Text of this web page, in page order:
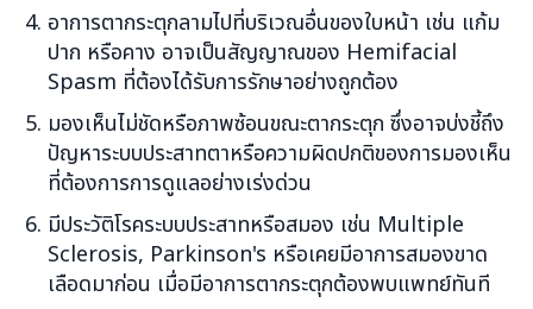
อาการตากระตุกลามไปที่บริเวณอื่นของใบหน้า เช่น แก้ม
ปาก หรือคาง อาจเป็นสัญญาณของ Hemifacial
Spasm ที่ต้องได้รับการรักษาอย่างถูกต้อง
มองเห็นไม่ชัดหรือภาพซ้อนขณะตากระตุก ซึ่งอาจบ่งชี้ถึง
ปัญหาระบบประสาทตาหรือความผิดปกติของการมองเห็น
ที่ต้องการการดูแลอย่างเร่งด่วน
มีประวัติโรคระบบประสาทหรือสมอง เช่น Multiple
Sclerosis, Parkinson's หรือเคยมีอาการสมองขาด
เลือดมาก่อน เมื่อมีอาการตากระตุกต้องพบแพทย์ทันที